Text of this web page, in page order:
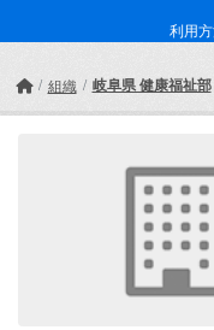
利用
組織 岐阜県 健康福祉部